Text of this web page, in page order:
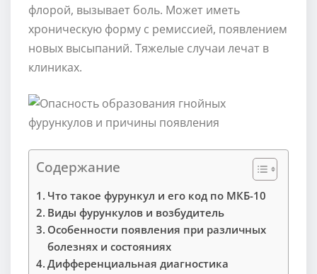
флорой, вызывает боль. Может иметь
хроническую форму с ремиссией, появлением
новых высыпаний. Тяжелые случаи лечат в
клиниках.
Содержание
Что такое фурункул и его код по МКБ-10
Виды фурункулов и возбудитель
Особенности появления при различных
болезнях и состояниях
Дифференциальная диагностика